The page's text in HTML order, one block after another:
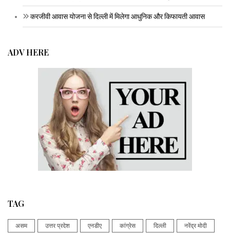
करजीवी आवास योजना से दिल्ली में मिलेगा आधुनिक और किफायती आवास
ADV HERE
TAG
असम उत्तर प्रदेश एनडीए कांग्रेस दिल्ली नरेंद्र मोदी